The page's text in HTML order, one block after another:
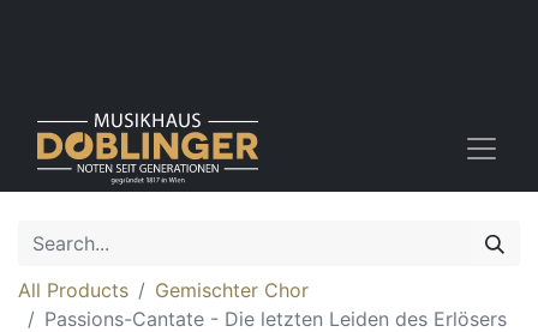
All Products
Gemischter Chor
Passions-Cantate - Die letzten Leiden des Erlösers